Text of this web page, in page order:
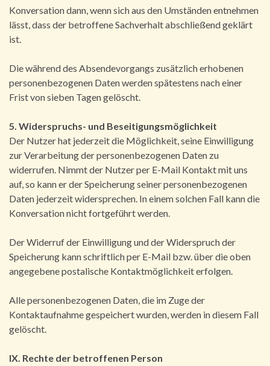
Konversation dann, wenn sich aus den Umständen entnehmen
lässt, dass der betroffene Sachverhalt abschließend geklärt
ist.
Die während des Absendevorgangs zusätzlich erhobenen
personenbezogenen Daten werden spätestens nach einer
Frist von sieben Tagen gelöscht.
5. Widerspruchs- und Beseitigungsmöglichkeit
Der Nutzer hat jederzeit die Möglichkeit, seine Einwilligung
zur Verarbeitung der personenbezogenen Daten zu
widerrufen. Nimmt der Nutzer per E-Mail Kontakt mit uns
auf, so kann er der Speicherung seiner personenbezogenen
Daten jederzeit widersprechen. In einem solchen Fall kann die
Konversation nicht fortgeführt werden.
Der Widerruf der Einwilligung und der Widerspruch der
Speicherung kann schriftlich per E-Mail bzw. über die oben
angegebene postalische Kontaktmöglichkeit erfolgen.
Alle personenbezogenen Daten, die im Zuge der
Kontaktaufnahme gespeichert wurden, werden in diesem Fall
gelöscht.
IX. Rechte der betroffenen Person